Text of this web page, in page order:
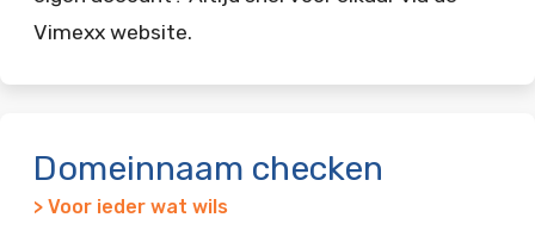
Vimexx website.
Domeinnaam checken
> Voor ieder wat wils